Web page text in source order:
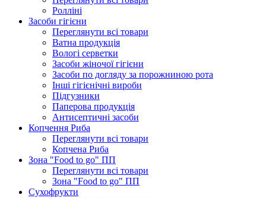
Ролліні
Засоби гігієни
Переглянути всі товари
Ватна продукція
Вологi серветки
Засоби жіночої гігієни
Засоби по догляду за порожниною рота
Інші гігієнічні вироби
Підгузники
Паперова продукція
Антисептичні засоби
Копчення Риба
Переглянути всі товари
Копчена Риба
Зона "Food to go" ПП
Переглянути всі товари
Зона "Food to go" ПП
Сухофрукти